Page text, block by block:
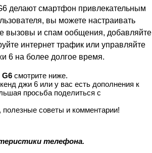
делают смартфон привлекательным
вы можете настраивать
вызовы и спам ообщения, добавляйте
интернет трафик или управляйте
6 на более долгое время.
G6 смотрите ниже.
джи 6 или у вас есть дополнения к
просьба поделиться с
советы и комментарии!
телефона.